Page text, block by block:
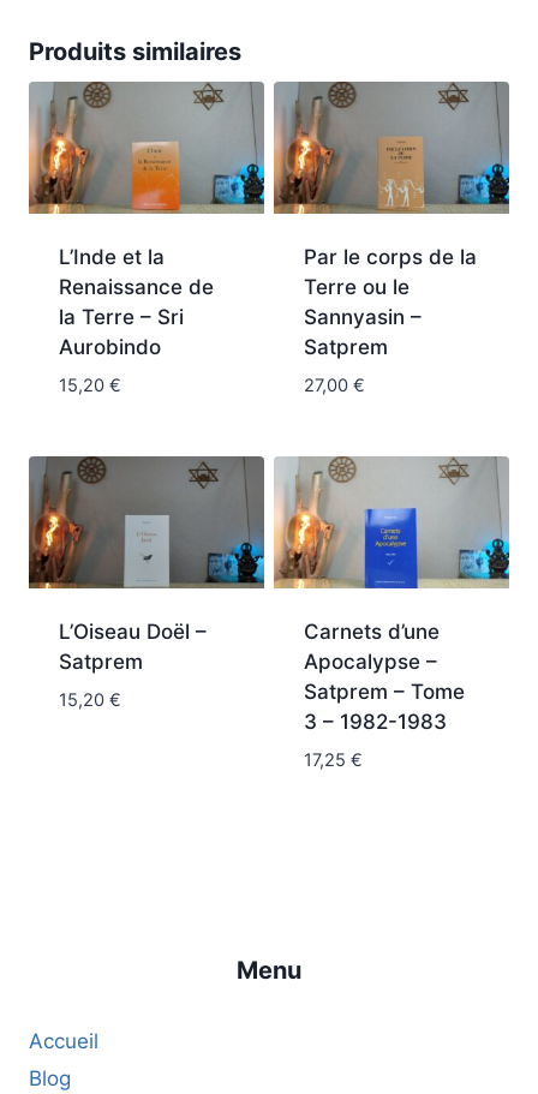
Produits similaires
L’Inde et la
Renaissance de
la Terre – Sri
Aurobindo
15,20 €
Par le corps de la
Terre ou le
Sannyasin –
Satprem
27,00 €
L’Oiseau Doël –
Satprem
15,20 €
Carnets d’une
Apocalypse –
Satprem – Tome
3 – 1982-1983
17,25 €
Menu
Accueil
Blog